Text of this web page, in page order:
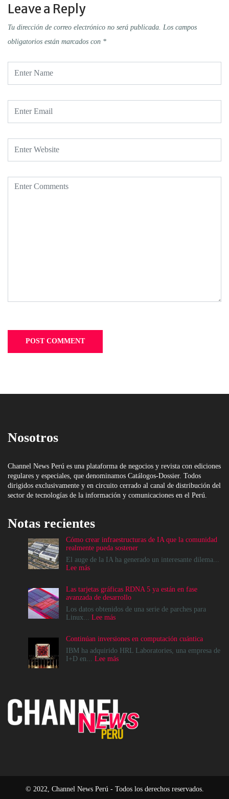
Leave a Reply
Tu dirección de correo electrónico no será publicada. Los campos
obligatorios están marcados con *
Nosotros
Channel News Perú es una plataforma de negocios y revista con ediciones
regulares y especiales, que denominamos Catálogos-Dossier. Todos
dirigidos exclusivamente y en circuito cerrado al canal de distribución del
sector de tecnologías de la información y comunicaciones en el Perú.
Notas recientes
Cómo crear infraestructuras de IA que la comunidad
realmente pueda sostener
El auge de la IA ha generado un interesante dilema...
Lee más:
infraestructuras
de
IA
que
realmente
pueda
sostener
Las tarjetas gráficas RDNA 5 ya están en fase
avanzada de desarrollo
Los datos obtenidos de una serie de parches para
Linux... Lee más:
gráficas
RDNA
5
avanzada
desarrollo
Continúan inversiones en computación cuántica
IBM ha adquirido HRL Laboratories, una empresa de
I+D en... Lee más:
© 2022, Channel News Perú - Todos los derechos reservados.